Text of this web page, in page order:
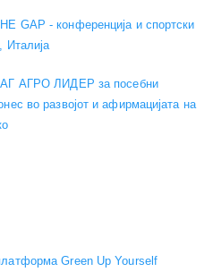
GAP - конференција и спортски
Италија
АГРО ЛИДЕР за посебни
во развојот и афирмацијата на
Green Up Yourself